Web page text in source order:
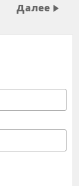
Далее